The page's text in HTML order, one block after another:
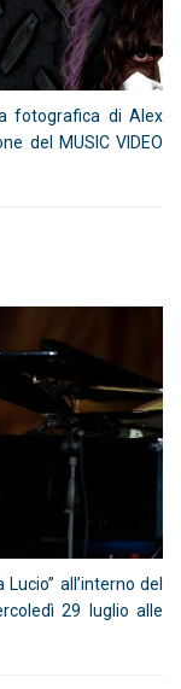
fotografica di Alex
del MUSIC VIDEO
all’interno del
29 luglio alle